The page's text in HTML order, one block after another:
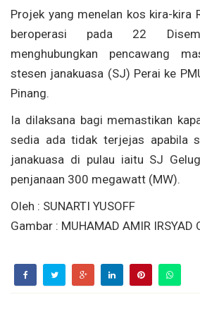
Projek yang menelan kos kira-kira
beroperasi pada 22
menghubungkan pencawang
stesen janakuasa (SJ) Perai ke
Pinang.
Ia dilaksana bagi memastikan
sedia ada tidak terjejas apabila
janakuasa di pulau iaitu SJ
penjanaan 300 megawatt (MW).
Oleh : SUNARTI YUSOFF
Gambar : MUHAMAD AMIR IRSYAD